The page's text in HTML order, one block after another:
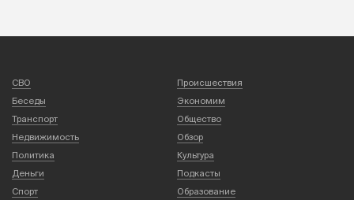
СВО
Происшествия
Беседы
Экономим
Транспорт
Общество
Недвижимость
Обзор
Политика
Культура
Деньги
Подкасты
Спорт
Образование